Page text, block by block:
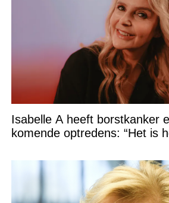
Isabelle A heeft borstkanker
komende optredens: “Het is